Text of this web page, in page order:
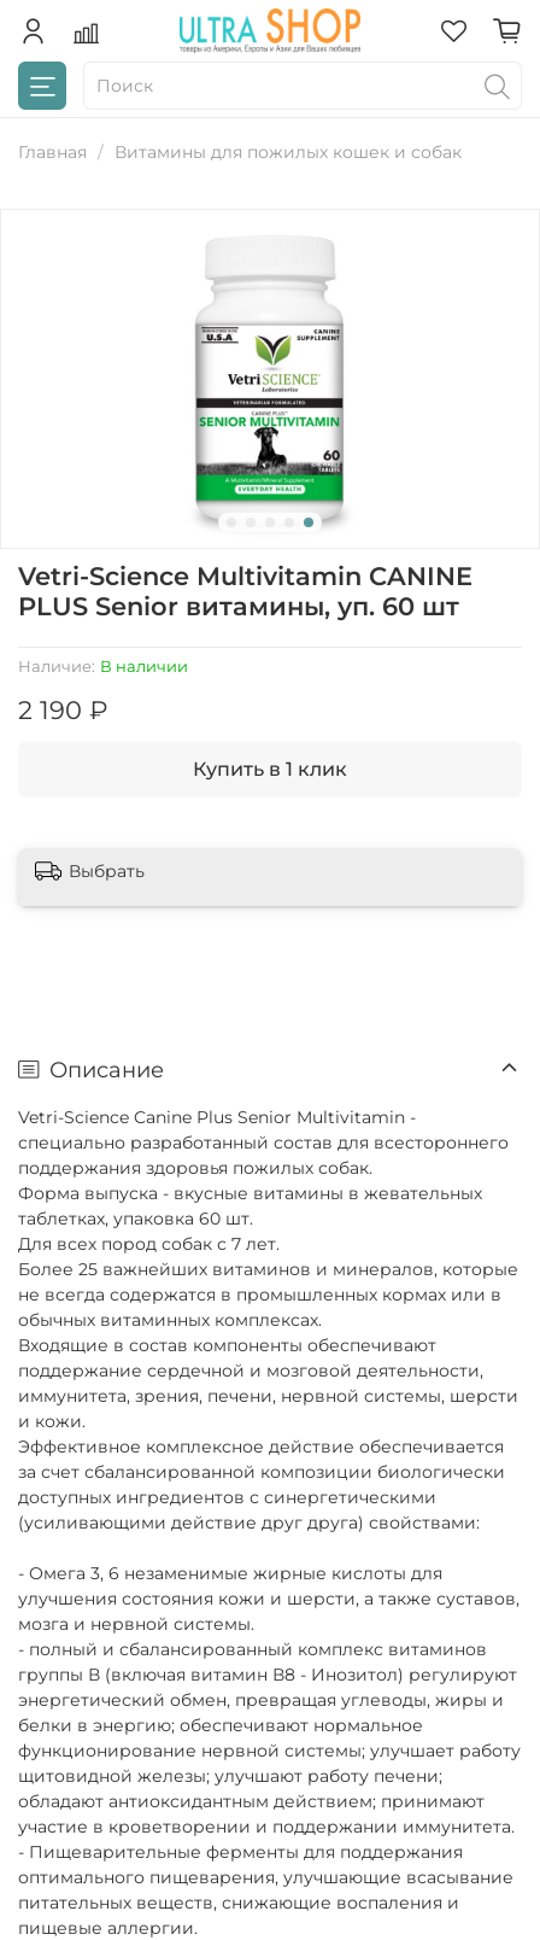
Главная Витамины для пожилых кошек и собак
Наличие: В наличии
Vetri-Science Multivitamin CANINE
PLUS Senior витамины, уп. 60 шт
2 190 ₽
Купить в 1 клик
Выбрать
Описание
Vetri-Science Canine Plus Senior Multivitamin -
специально разработанный состав для всестороннего
поддержания здоровья пожилых собак.
Форма выпуска - вкусные витамины в жевательных
таблетках, упаковка 60 шт.
Для всех пород собак с 7 лет.
Более 25 важнейших витаминов и минералов, которые
не всегда содержатся в промышленных кормах или в
обычных витаминных комплексах.
Входящие в состав компоненты обеспечивают
поддержание сердечной и мозговой деятельности,
иммунитета, зрения, печени, нервной системы, шерсти
и кожи.
Эффективное комплексное действие обеспечивается
за счет сбалансированной композиции биологически
доступных ингредиентов с синергетическими
(усиливающими действие друг друга) свойствами:
- Омега 3, 6 незаменимые жирные кислоты для
улучшения состояния кожи и шерсти, а также суставов,
мозга и нервной системы.
- полный и сбалансированный комплекс витаминов
группы В (включая витамин В8 - Инозитол) регулируют
энергетический обмен, превращая углеводы, жиры и
белки в энергию; обеспечивают нормальное
функционирование нервной системы; улучшает работу
щитовидной железы; улучшают работу печени;
обладают антиоксидантным действием; принимают
участие в кроветворении и поддержании иммунитета.
- Пищеварительные ферменты для поддержания
оптимального пищеварения, улучшающие всасывание
питательных веществ, снижающие воспаления и
пищевые аллергии.